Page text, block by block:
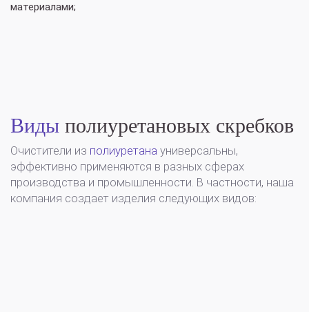
материалами;
Виды полиуретановых скребков
Очистители из полиуретана универсальны,
эффективно применяются в разных сферах
производства и промышленности. В частности, наша
компания создает изделия следующих видов: